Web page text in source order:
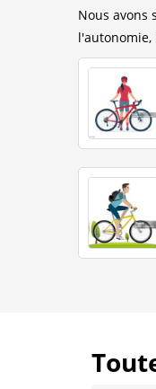
Nous avons